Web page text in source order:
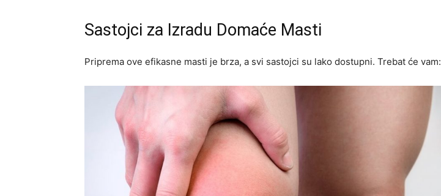
Sastojci za Izradu Domaće Masti
Priprema ove efikasne masti je brza, a svi sastojci su lako dostupni. Trebat će vam: